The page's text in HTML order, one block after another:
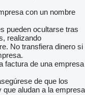
con un nombre
pueden ocultarse tras
realizando
No transfiera dinero si
factura de una empresa
de que los
aludan a la empresa